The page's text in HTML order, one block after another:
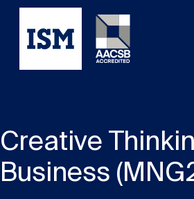
Creative
Business